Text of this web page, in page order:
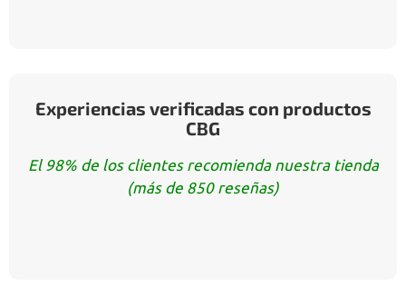
Experiencias verificadas con productos
CBG
El 98% de los clientes recomienda nuestra tienda
(más de 850 reseñas)